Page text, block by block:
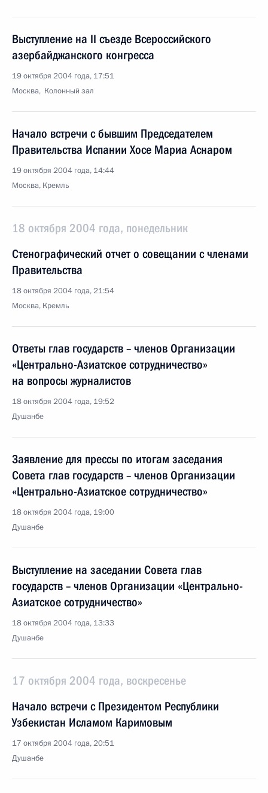
Выступление на II съезде Всероссийского
азербайджанского конгресса
19 октября 2004 года, 17:51
Москва, Колонный зал
Начало встречи с бывшим Председателем
Правительства Испании Хосе Мариа Аснаром
19 октября 2004 года, 14:44
Москва, Кремль
18 октября 2004 года, понедельник
Стенографический отчет о совещании с членами
Правительства
18 октября 2004 года, 21:54
Москва, Кремль
Ответы глав государств – членов Организации
«Центрально-Азиатское сотрудничество»
на вопросы журналистов
18 октября 2004 года, 19:52
Душанбе
Заявление для прессы по итогам заседания
Совета глав государств – членов Организации
«Центрально-Азиатское сотрудничество»
18 октября 2004 года, 19:00
Душанбе
Выступление на заседании Совета глав
государств – членов Организации «Центрально-
Азиатское сотрудничество»
18 октября 2004 года, 13:33
Душанбе
17 октября 2004 года, воскресенье
Начало встречи с Президентом Республики
Узбекистан Исламом Каримовым
17 октября 2004 года, 20:51
Душанбе